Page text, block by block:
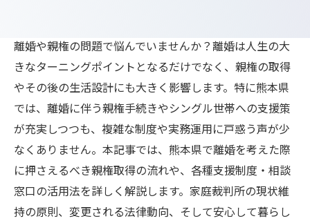
離婚や親権の問題で悩んでいませんか？離婚は人生の大
きなターニングポイントとなるだけでなく、親権の取得
やその後の生活設計にも大きく影響します。特に熊本県
では、離婚に伴う親権手続きやシングル世帯への支援策
が充実しつつも、複雑な制度や実務運用に戸惑う声が少
なくありません。本記事では、熊本県で離婚を考えた際
に押さえるべき親権取得の流れや、各種支援制度・相談
窓口の活用法を詳しく解説します。家庭裁判所の現状維
持の原則、変更される法律動向、そして安心して暮らし